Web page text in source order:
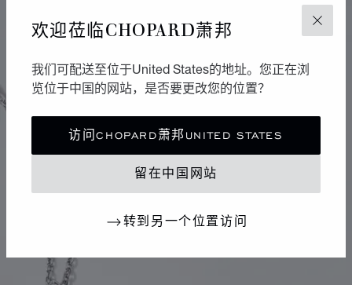
关闭
欢迎莅临CHOPARD萧邦
我们可配送至位于United States的地址。您正在浏
览位于中国的网站，是否要更改您的位置？
访问CHOPARD萧邦UNITED STATES
留在中国网站
转到另一个位置访问